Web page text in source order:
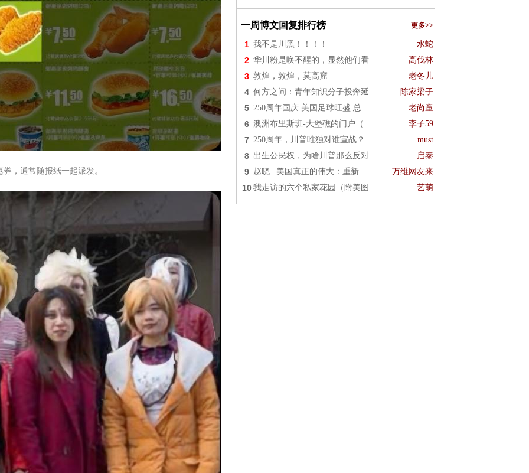
，通常随报纸一起派发。
一周博文回复排行榜 更多>>
1 我不是川黑！！！！ 水蛇
2 华川粉是唤不醒的，显然他们看 高伐林
3 敦煌，敦煌，莫高窟 老冬儿
4 何方之问：青年知识分子投奔延 陈家梁子
5 250周年国庆.美国足球旺盛.总 老尚童
6 澳洲布里斯班-大堡礁的门户（ 李子59
7 250周年，川普唯独对谁宣战？ must
8 出生公民权，为啥川普那么反对 启泰
9 赵晓 | 美国真正的伟大：重新 万维网友来
10 我走访的六个私家花园（附美图 艺萌